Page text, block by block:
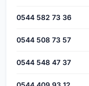
0544 582 73 36
0544 508 73 57
0544 548 47 37